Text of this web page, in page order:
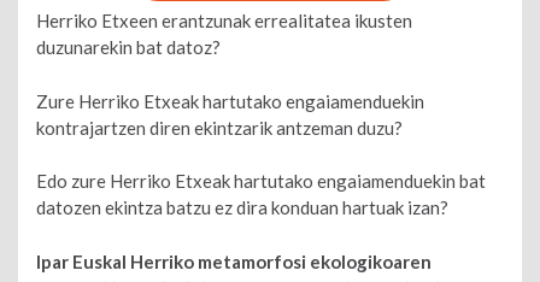
Herriko Etxeen erantzunak errealitatea ikusten
duzunarekin bat datoz?
Zure Herriko Etxeak hartutako engaiamenduekin
kontrajartzen diren ekintzarik antzeman duzu?
Edo zure Herriko Etxeak hartutako engaiamenduekin bat
datozen ekintza batzu ez dira konduan hartuak izan?
Ipar Euskal Herriko metamorfosi ekologikoaren